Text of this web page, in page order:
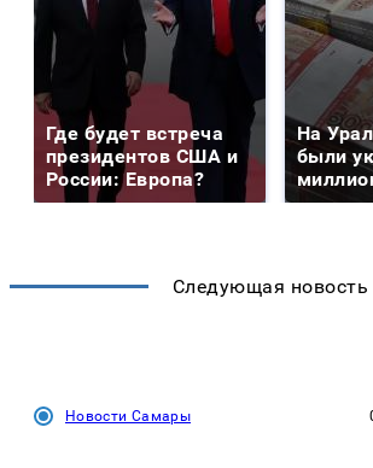
Где будет встреча
президентов США и
России: Европа?
На
были
Следующая новость
Новости Самары